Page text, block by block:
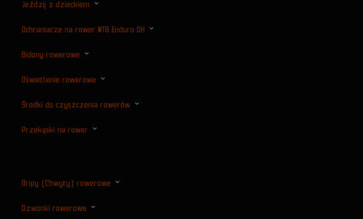
Jeździj z dzieckiem
Ochraniacze na rower MTB Enduro DH
Bidony rowerowe
Oświetlenie rowerowe
Środki do czyszczenia rowerów
Przekąski na rower
Gripy (Chwyty) rowerowe
Dzwonki rowerowe